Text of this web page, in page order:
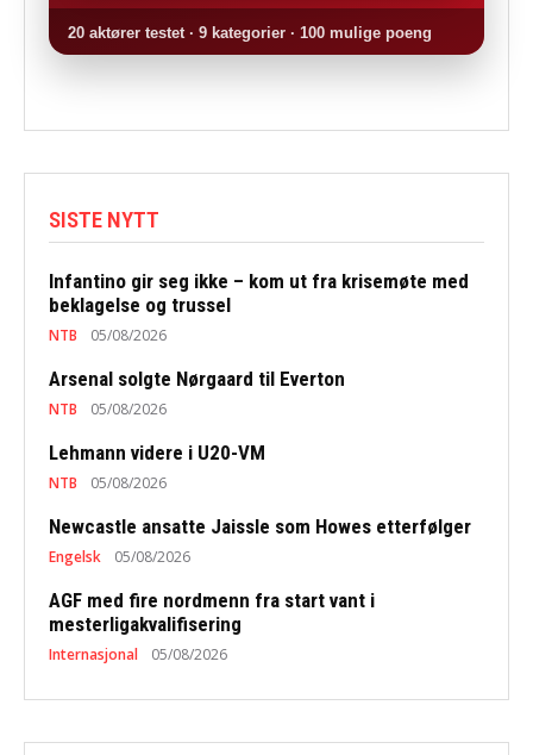
20 aktører testet · 9 kategorier · 100 mulige poeng
SISTE NYTT
Infantino gir seg ikke – kom ut fra krisemøte med
beklagelse og trussel
NTB 05/08/2026
Arsenal solgte Nørgaard til Everton
NTB 05/08/2026
Lehmann videre i U20-VM
NTB 05/08/2026
Newcastle ansatte Jaissle som Howes etterfølger
Engelsk 05/08/2026
AGF med fire nordmenn fra start vant i
mesterligakvalifisering
Internasjonal 05/08/2026